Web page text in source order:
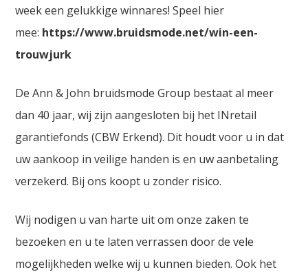
week een gelukkige winnares! Speel hier
mee: https://www.bruidsmode.net/win-een-
trouwjurk
De Ann & John bruidsmode Group bestaat al meer
dan 40 jaar, wij zijn aangesloten bij het INretail
garantiefonds (CBW Erkend). Dit houdt voor u in dat
uw aankoop in veilige handen is en uw aanbetaling
verzekerd. Bij ons koopt u zonder risico.
Wij nodigen u van harte uit om onze zaken te
bezoeken en u te laten verrassen door de vele
mogelijkheden welke wij u kunnen bieden. Ook het